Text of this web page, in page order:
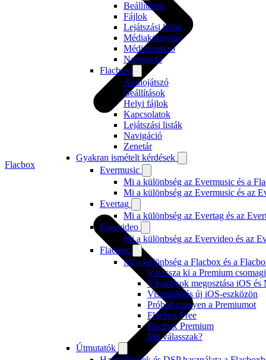
Beállítások
Fájlok
Lejátszási listák
Médiakönyvtár
Médialejátszó
Navigáció
Flacbox
Audiojátszó
Beállítások
Helyi fájlok
Kapcsolatok
Lejátszási listák
Navigáció
Zenetár
Gyakran ismételt kérdések
Evermusic
Mi a különbség az Evermusic és a
Mi a különbség az Evermusic és az
Evertag
Mi a különbség az Evertag és az
Evervideo
Mi a különbség az Evervideo és az
Flacbox
Mi a különbség a Flacbox és a
Válassza ki a Premium
Vásárlások megosztása iOS és
Visszaállítás új iOS-eszközön
Próbálja ingyen a Premiumot
Flacbox Free
Flacbox Premium
Mit válasszak?
Útmutatók
Flacbox